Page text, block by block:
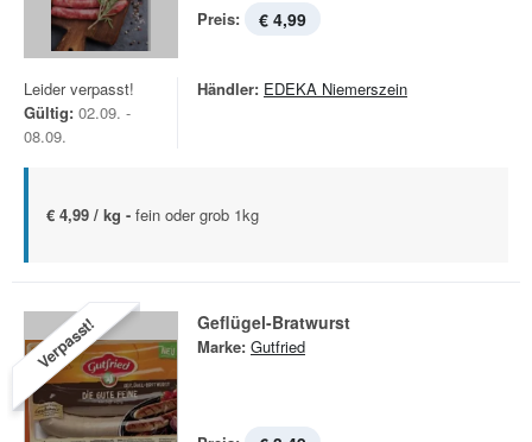
Preis: € 4,99
Leider verpasst!
Gültig: 02.09. -
08.09.
Händler: EDEKA Niemerszein
€ 4,99 / kg - fein oder grob 1kg
Verpasst! Geflügel-Bratwurst
Marke: Gutfried